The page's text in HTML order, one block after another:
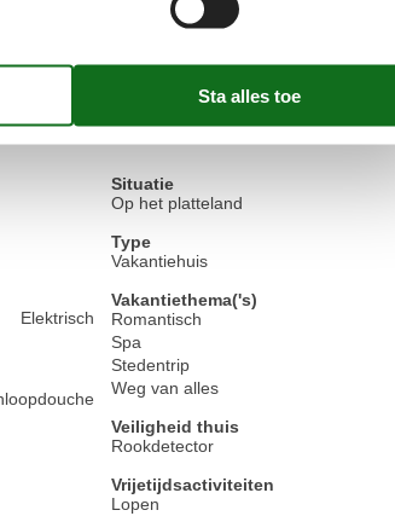
with the option to use the hot tub.
Toon alle beoordelingen
Elektrisch
Situatie
Op het platteland
Type
Vakantiehuis
Vakantiethema('s)
Romantisch
Spa
Stedentrip
Weg van alles
Veiligheid thuis
Rookdetector
Vrijetijdsactiviteiten
Lopen